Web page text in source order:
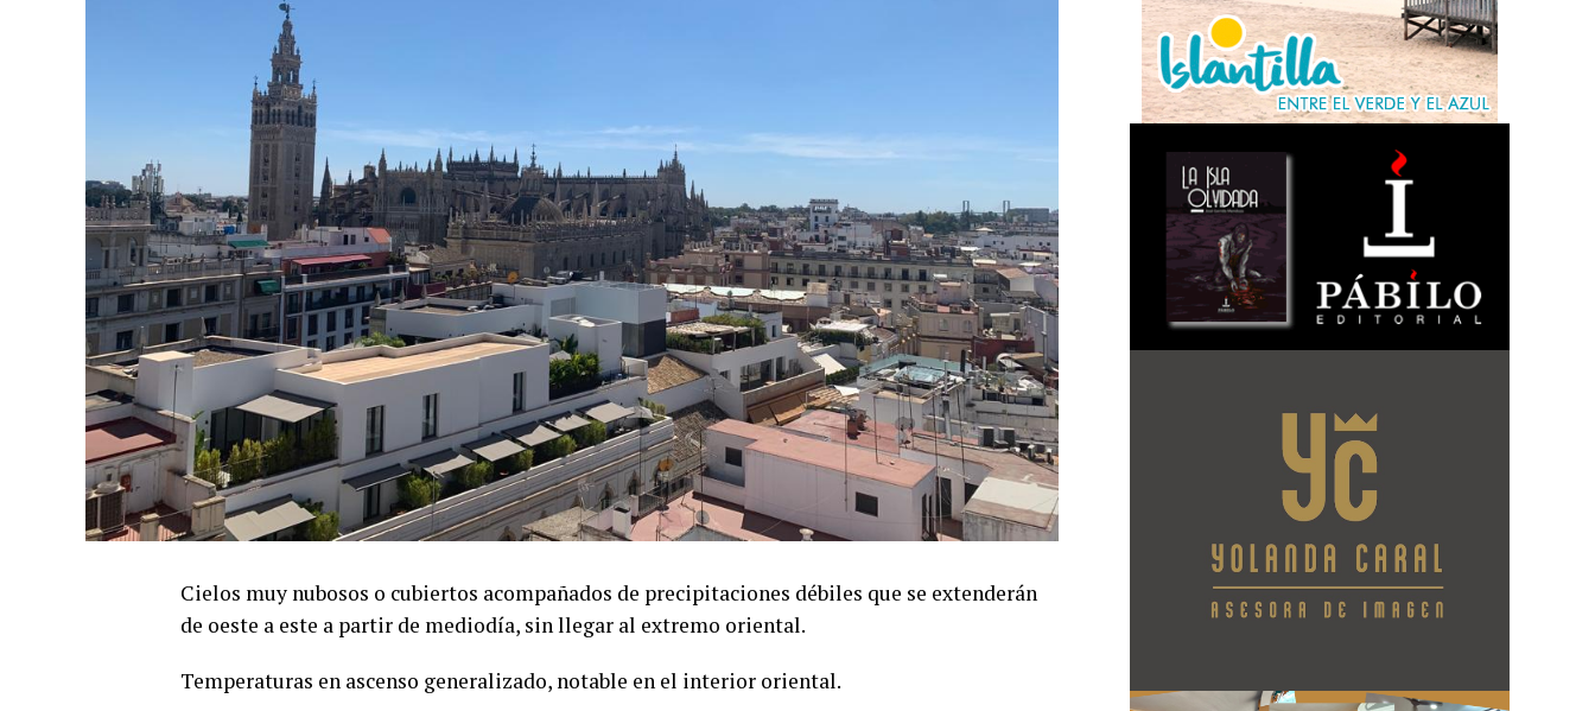
Cielos muy nubosos o cubiertos acompañados de precipitaciones débiles que se extenderán
de oeste a este a partir de mediodía, sin llegar al extremo oriental.
Temperaturas en ascenso generalizado, notable en el interior oriental.